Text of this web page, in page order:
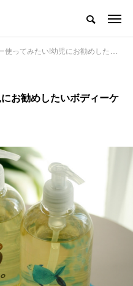
みたい!幼児にお勧めしたいボディーケア用品紹介!
お勧めしたいボディーケ